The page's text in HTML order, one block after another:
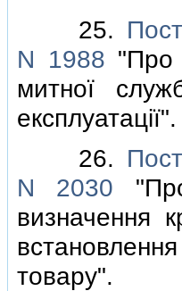
25.
N 1988 "Про
митної
експлуатацiї".
26.
N 2030
визначення
товару".